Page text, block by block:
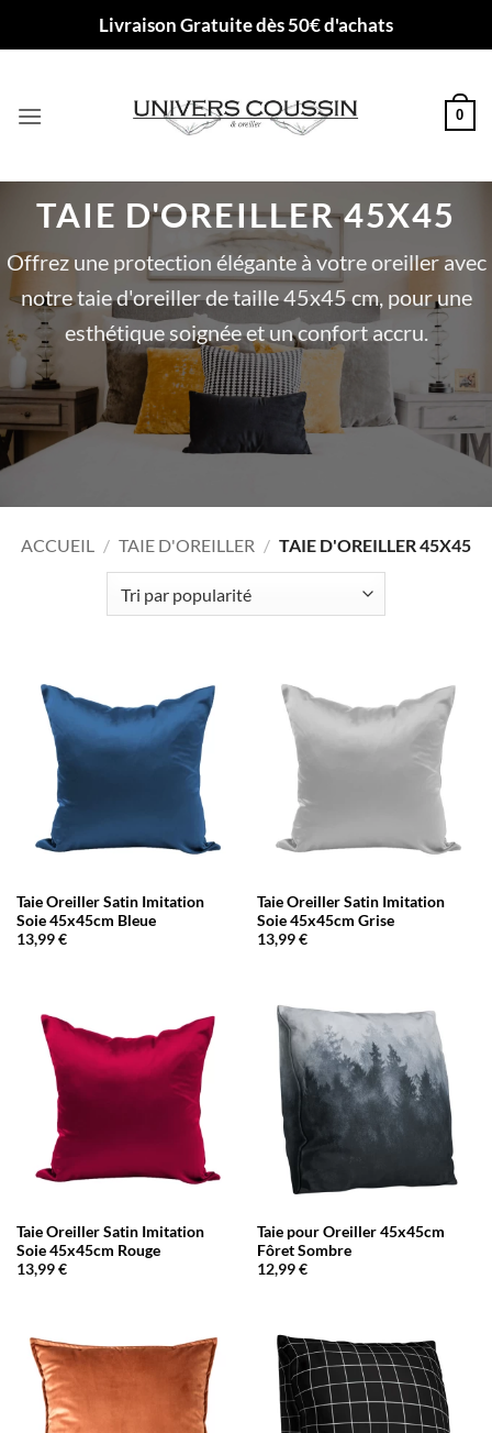
Livraison Gratuite dès 50€ d'achats
0
TAIE D'OREILLER 45X45
Offrez une protection élégante à votre oreiller avec
notre taie d'oreiller de taille 45x45 cm, pour une
esthétique soignée et un confort accru.
ACCUEIL / TAIE D'OREILLER / TAIE D'OREILLER 45X45
Taie Oreiller Satin Imitation
Soie 45x45cm Bleue
13,99€
Taie Oreiller Satin Imitation
Soie 45x45cm Grise
13,99€
Taie Oreiller Satin Imitation
Soie 45x45cm Rouge
13,99€
Taie pour Oreiller 45x45cm
Fôret Sombre
12,99€